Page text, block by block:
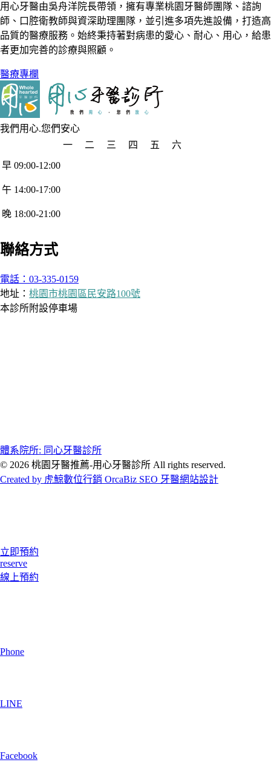
用心牙醫由吳舟洋院長帶領，擁有專業桃園牙醫師團隊、諮詢
師、口腔衛教師與資深助理團隊，並引進多項先進設備，打造高
品質的醫療服務。始終秉持著對病患的愛心、耐心、用心，給患
者更加完善的診療與照顧。
醫療專欄
我們用心.您們安心
一
二 三 四 五
六
早 09:00-12:00
午 14:00-17:00
晚 18:00-21:00
聯絡方式
電話：03-335-0159
地址： 桃園市桃園區民安路100號
本診所附設停車場
體系院所: 同心牙醫診所
© 2026 桃園牙醫推薦-用心牙醫診所 All rights reserved.
Created by 虎鯨數位行銷 OrcaBiz SEO 牙醫網站設計
立即預約
reserve
線上預約
Phone
LINE
Facebook